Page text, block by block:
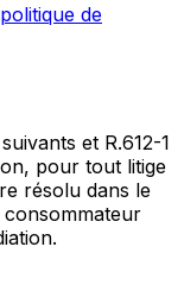
politique de
et R.612-1
pour tout litige
résolu dans le